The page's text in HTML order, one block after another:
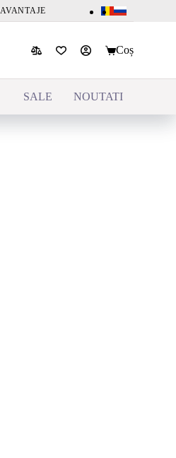
AVANTAJE
Coș
SALE NOUTATI